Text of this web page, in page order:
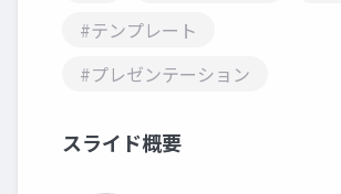
#テンプレート
#プレゼンテーション
スライド概要